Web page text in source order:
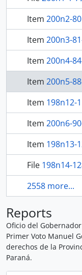
Item 200n2-80 -
Item 200n3-81-83 - Carta
Item 200n4-84-87 - Acuerdo del Cabildo
Item 200n5-88-89 - Oficio del Gobernador
Item 198n12-119-
Item 200n6-90-94 - El Gobernador
Item 198n13-124-127 -
File 198n14-
2558 more...
Reports
Oficio del
Primer Voto Manuel
derechos de la
Paraná.